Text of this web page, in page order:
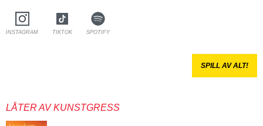
INSTAGRAM TIKTOK SPOTIFY
SPILL AV ALT!
LÅTER AV KUNSTGRESS